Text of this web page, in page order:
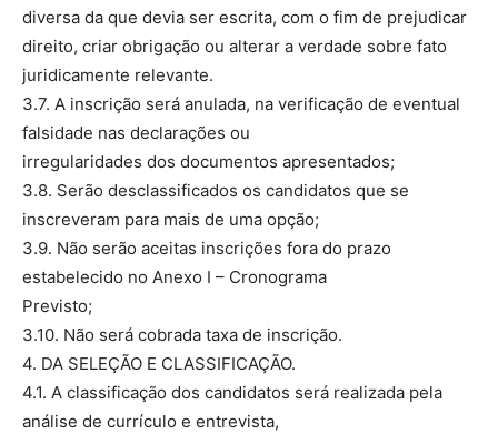
diversa da que devia ser escrita, com o fim de prejudicar
direito, criar obrigação ou alterar a verdade sobre fato
juridicamente relevante.
3.7. A inscrição será anulada, na verificação de eventual
falsidade nas declarações ou
irregularidades dos documentos apresentados;
3.8. Serão desclassificados os candidatos que se
inscreveram para mais de uma opção;
3.9. Não serão aceitas inscrições fora do prazo
estabelecido no Anexo I – Cronograma
Previsto;
3.10. Não será cobrada taxa de inscrição.
4. DA SELEÇÃO E CLASSIFICAÇÃO.
4.1. A classificação dos candidatos será realizada pela
análise de currículo e entrevista,